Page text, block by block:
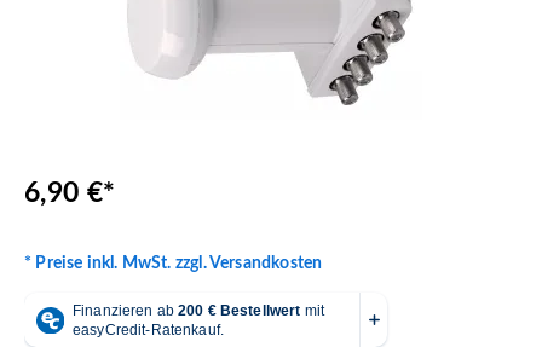
6,90 €*
* Preise inkl. MwSt. zzgl. Versandkosten